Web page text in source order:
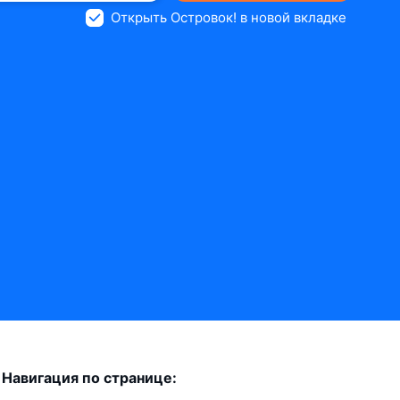
Открыть Островок! в новой вкладке
Навигация по странице: